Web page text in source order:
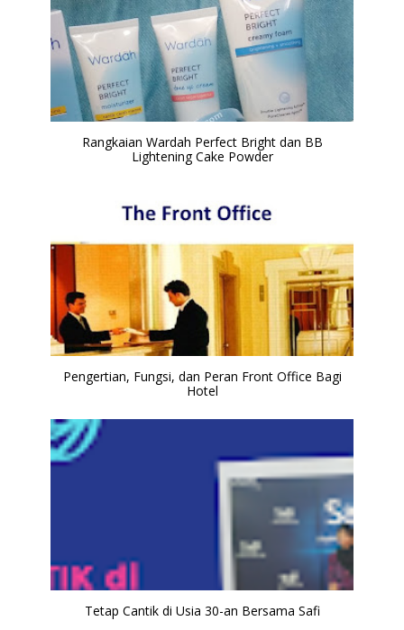
Rangkaian Wardah Perfect Bright dan BB
Lightening Cake Powder
Pengertian, Fungsi, dan Peran Front Office Bagi
Hotel
Tetap Cantik di Usia 30-an Bersama Safi